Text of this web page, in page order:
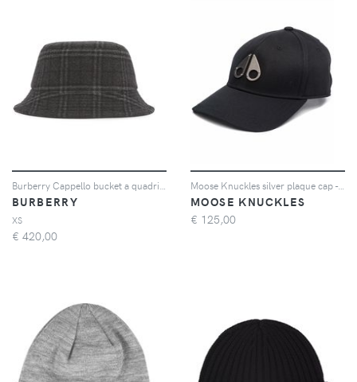
Burberry Cappello bucket a quadri - Grigio
BURBERRY
XS
€ 420,00
Moose Knuckles silver plaque cap - Nero
MOOSE KNUCKLES
€ 125,00